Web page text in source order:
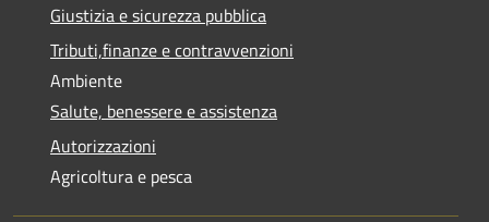
Giustizia e sicurezza pubblica
Tributi,finanze e contravvenzioni
Ambiente
Salute, benessere e assistenza
Autorizzazioni
Agricoltura e pesca